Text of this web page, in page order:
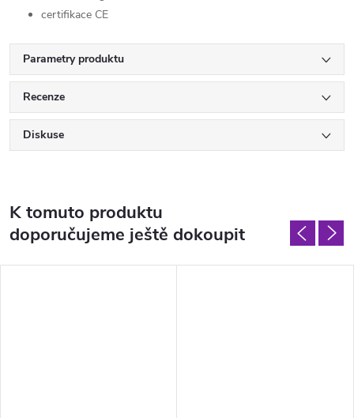
certifikace CE
Parametry produktu
Recenze
Diskuse
K tomuto produktu
doporučujeme ještě dokoupit